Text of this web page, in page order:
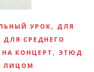
УРОК, ДЛЯ
ДЛЯ СРЕДНЕГО
НА КОНЦЕРТ , ЭТЮД
ЛИЦОМ